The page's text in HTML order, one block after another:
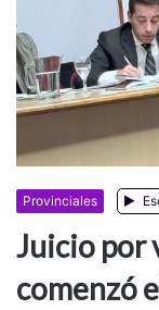
Provinciales
Juicio por
comenzó